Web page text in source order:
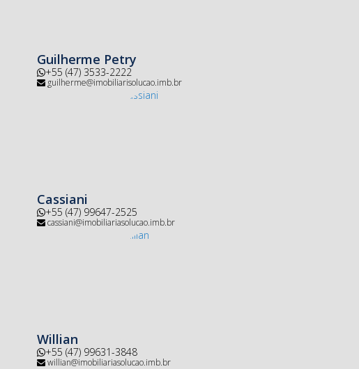
Guilherme Petry
+55 (47) 3533-2222
guilherme@imobiliarisolucao.imb.br
Cassiani
+55 (47) 99647-2525
cassiani@imobiliariasolucao.imb.br
Willian
+55 (47) 99631-3848
willian@imobiliariasolucao.imb.br